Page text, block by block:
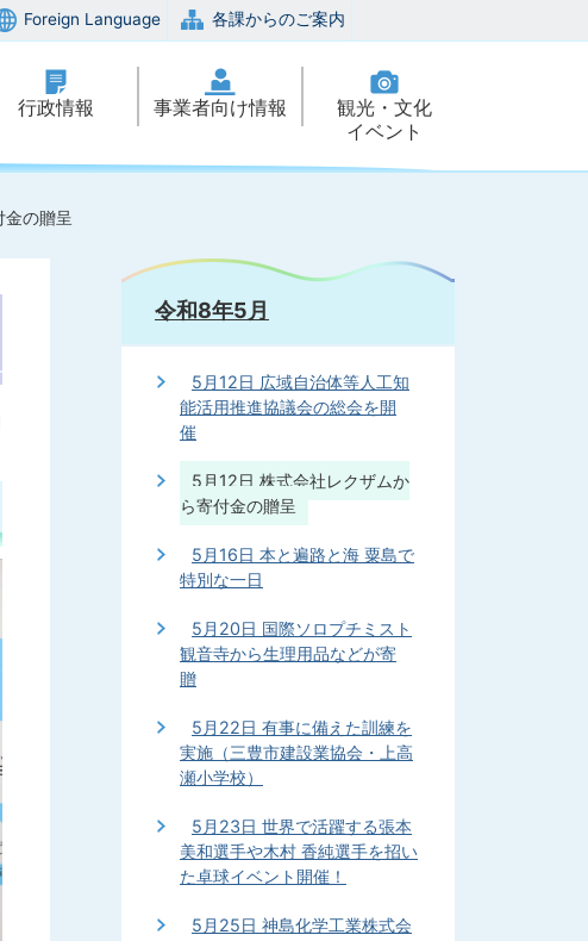
Foreign Language 各課からのご案内
行政情報 事業者向け情報
観光・文化
イベント
金の贈呈
令和8年5月
5月12日 広域自治体等人工知
能活用推進協議会の総会を開
催
5月12日 株式会社レクザムか
ら寄付金の贈呈
5月16日 本と遍路と海 粟島で
特別な一日
5月20日 国際ソロプチミスト
観音寺から生理用品などが寄
贈
5月22日 有事に備えた訓練を
実施（三豊市建設業協会・上高
瀬小学校）
5月23日 世界で活躍する張本
美和選手や木村 香純選手を招い
た卓球イベント開催！
5月25日 神島化学工業株式会